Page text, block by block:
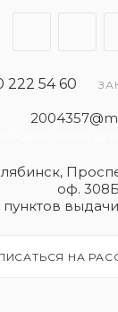
222 54 60
оф. 308Б
пунктов
НА